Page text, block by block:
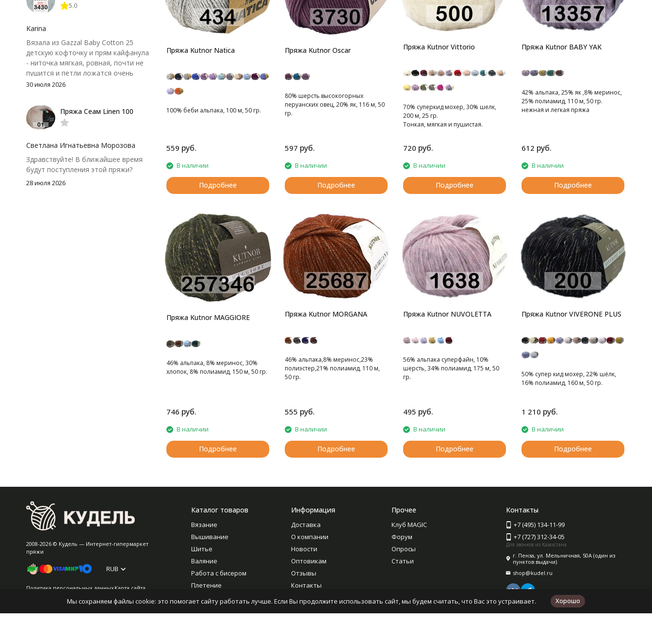
Пряжа Kutnor Natica
100% беби альпака, 100 м, 50 гр.
559 руб.
В наличии
Подробнее
Пряжа Kutnor Oscar
80% шерсть высокогорных
перуанских овец, 20% як, 116 м, 50
гр.
597 руб.
В наличии
Подробнее
Пряжа Kutnor Vittorio
70% суперкид мохер, 30% шелк,
200 м, 25 гр.
Тонкая, мягкая и пушистая.
720 руб.
В наличии
Подробнее
Пряжа Kutnor BABY YAK
42% альпака, 25% як ,8% меринос,
25% полиамид, 110 м, 50 гр.
нежная и легкая пряжа
612 руб.
В наличии
Подробнее
Пряжа Kutnor MAGGIORE
46% альпака, 8% меринос, 30%
хлопок, 8% полиамид, 150 м, 50 гр.
746 руб.
В наличии
Подробнее
Пряжа Kutnor MORGANA
46% альпака,8% меринос,23%
полиэстер,21% полиамид, 110 м,
50 гр.
555 руб.
В наличии
Подробнее
Пряжа Kutnor NUVOLETTA
56% альпака суперфайн, 10%
шерсть, 34% полиамид, 175 м, 50
гр.
495 руб.
В наличии
Подробнее
Пряжа Kutnor VIVERONE PLUS
50% супер кид мохер, 22% шёлк,
16% полиамид, 160 м, 50 гр.
1 210 руб.
В наличии
Подробнее
иногда расслаивается, пришлось
крючок поудобнее.
5.0
Karina
Вязала из Gazzal Baby Cotton 25
детскую кофточку и прям кайфанула
- ниточка мягкая, ровная, почти не
пушится и петли ложатся очень
аккуратно. После стирки полотно
потеряло, цвет тоже не стал
тусклее. Единственный нюанс -
моточки маленькие, расход лучше
чуть-чуть не хватило))
30 июля 2026
Пряжа Сеам Linen 100
Светлана Игнатьевна Морозова
Здравствуйте! В ближайшее время
будут поступления этой пряжи?
28 июля 2026
2008-2026 © Кудель — Интернет-гипермаркет
пряжи
RUB
Политика персональных данныхКарта сайта
bodysite.ru
Каталог товаров
Вязание
Вышивание
Шитье
Валяние
Работа с бисером
Плетение
Оборудование
Информация
Доставка
О компании
Новости
Оптовикам
Отзывы
Контакты
Прочее
Клуб MAGIC
Форум
Опросы
Статьи
Контакты
+7 (495) 134-11-99
+7 (727) 312-34-05
Для звонков из Казахстана
г. Пенза, ул. Мельничная, 50А (один из
пунктов выдачи)
shop@kudel.ru
Мы сохраняем файлы cookie: это помогает сайту работать лучше. Если Вы продолжите использовать сайт, мы будем считать, что Вас это устраивает. Хорошо